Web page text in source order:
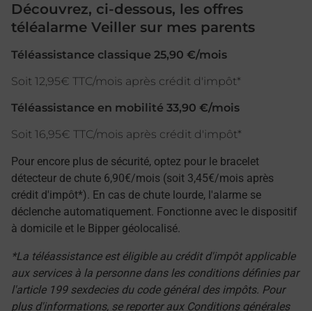
Découvrez, ci-dessous, les offres
téléalarme Veiller sur mes parents
Téléassistance classique 25,90 €/mois
Soit 12,95€ TTC/mois après crédit d'impôt*
Téléassistance en mobilité 33,90 €/mois
Soit 16,95€ TTC/mois après crédit d'impôt*
Pour encore plus de sécurité, optez pour le bracelet
détecteur de chute 6,90€/mois (soit 3,45€/mois après
crédit d'impôt*). En cas de chute lourde, l'alarme se
déclenche automatiquement. Fonctionne avec le dispositif
à domicile et le Bipper géolocalisé.
*La téléassistance est éligible au crédit d'impôt applicable
aux services à la personne dans les conditions définies par
l'article 199 sexdecies du code général des impôts. Pour
plus d'informations, se reporter aux Conditions générales